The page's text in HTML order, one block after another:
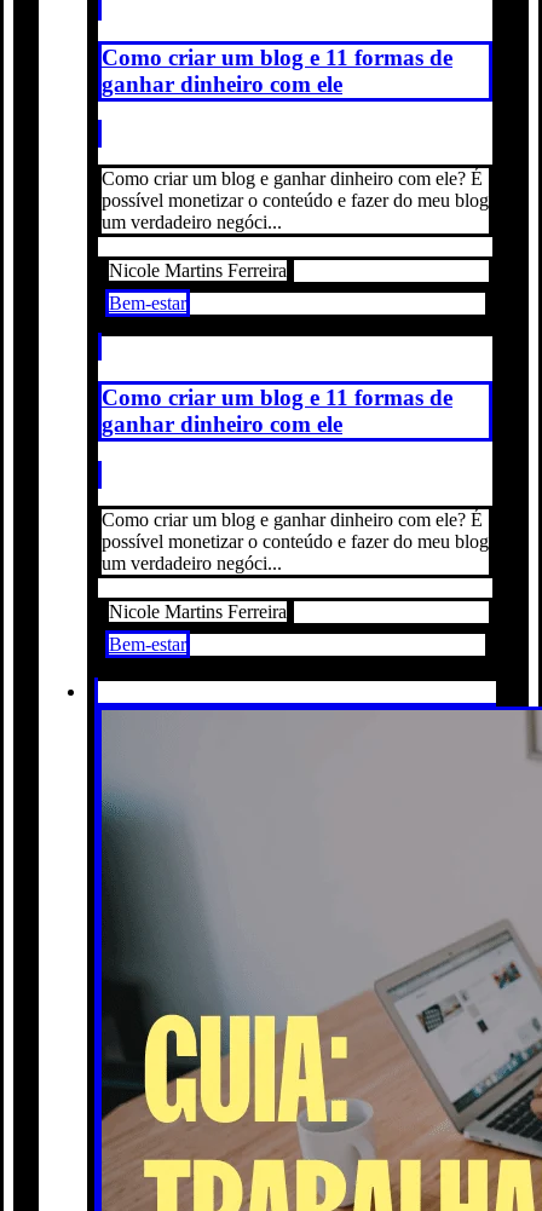
Como criar um blog e 11 formas de
ganhar dinheiro com ele
Como criar um blog e ganhar dinheiro com ele? É
possível monetizar o conteúdo e fazer do meu blog
um verdadeiro negóci...
Nicole Martins Ferreira
Bem-estar
Como criar um blog e 11 formas de
ganhar dinheiro com ele
Como criar um blog e ganhar dinheiro com ele? É
possível monetizar o conteúdo e fazer do meu blog
um verdadeiro negóci...
Nicole Martins Ferreira
Bem-estar